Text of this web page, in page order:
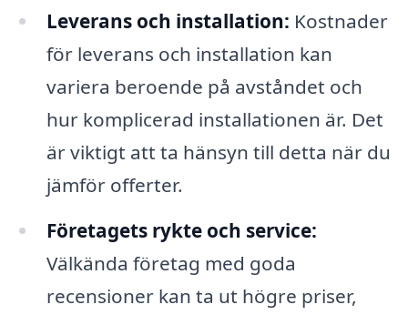
Leverans och installation: Kostnader
för leverans och installation kan
variera beroende på avståndet och
hur komplicerad installationen är. Det
är viktigt att ta hänsyn till detta när du
jämför offerter.
Företagets rykte och service:
Välkända företag med goda
recensioner kan ta ut högre priser,